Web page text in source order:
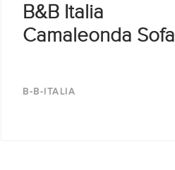
B&B Italia
Camaleonda Sofa
B-B-ITALIA